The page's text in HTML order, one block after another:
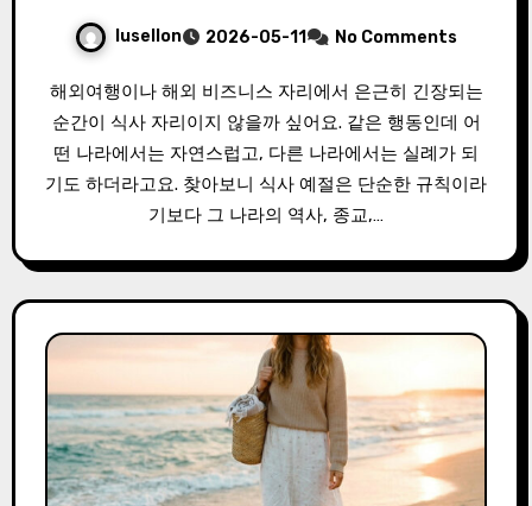
lusellon 2026-05-11 No Comments
해외여행이나 해외 비즈니스 자리에서 은근히 긴장되는
순간이 식사 자리이지 않을까 싶어요. 같은 행동인데 어
떤 나라에서는 자연스럽고, 다른 나라에서는 실례가 되
기도 하더라고요. 찾아보니 식사 예절은 단순한 규칙이라
기보다 그 나라의 역사, 종교,…